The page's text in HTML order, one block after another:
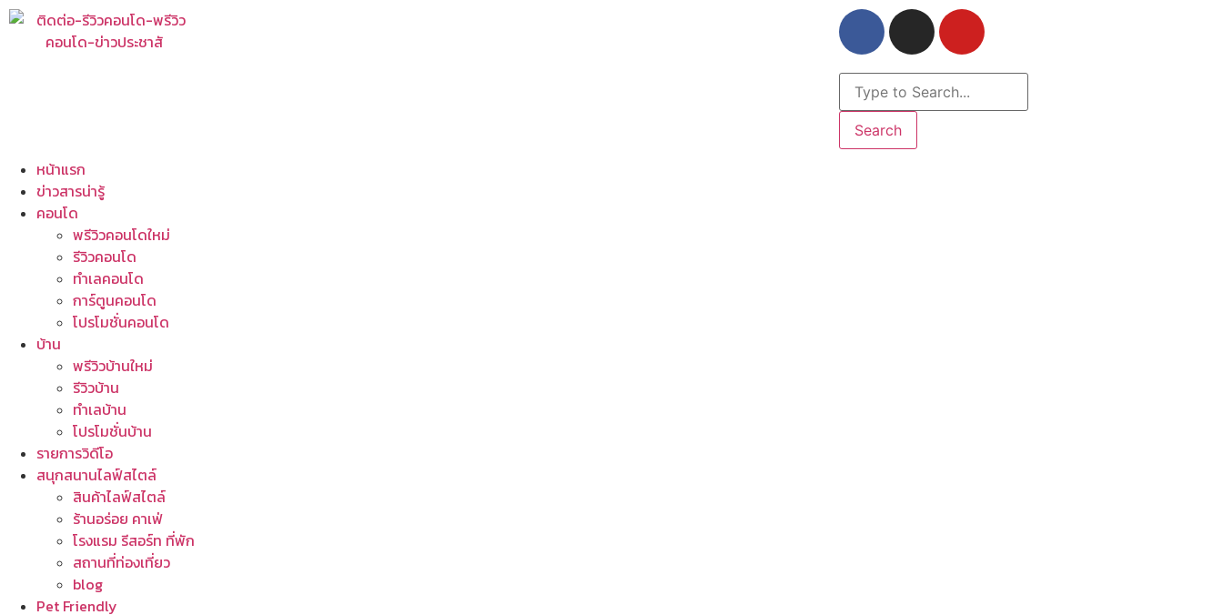
Search
หน้าแรก
ข่าวสารน่ารู้
คอนโด
พรีวิวคอนโดใหม่
รีวิวคอนโด
ทำเลคอนโด
การ์ตูนคอนโด
โปรโมชั่นคอนโด
บ้าน
พรีวิวบ้านใหม่
รีวิวบ้าน
ทำเลบ้าน
โปรโมชั่นบ้าน
รายการวิดีโอ
สนุกสนานไลฟ์สไตล์
สินค้าไลฟ์สไตล์
ร้านอร่อย คาเฟ่
โรงแรม รีสอร์ท ที่พัก
สถานที่ท่องเที่ยว
blog
Pet Friendly